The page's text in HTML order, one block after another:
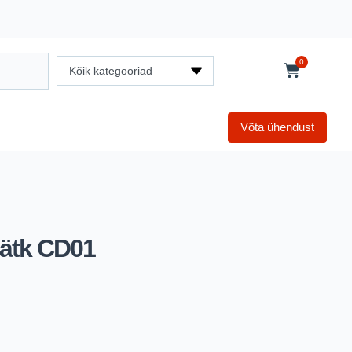
Kõik kategooriad
0
Võta ühendust
CD01